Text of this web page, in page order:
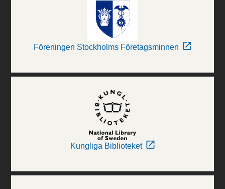
Föreningen Stockholms Företagsminnen
Kungliga Biblioteket